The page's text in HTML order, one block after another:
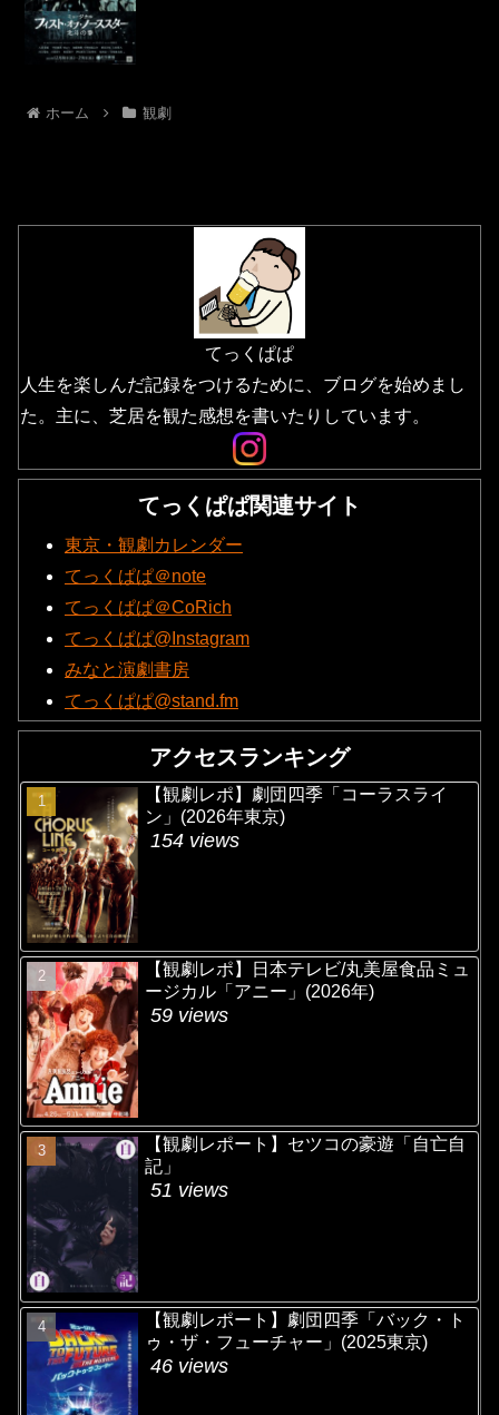
ホーム 観劇
てっくぱぱ
人生を楽しんだ記録をつけるために、ブログを始めまし
た。主に、芝居を観た感想を書いたりしています。
てっくぱぱ関連サイト
東京・観劇カレンダー
てっくぱぱ＠note
てっくぱぱ＠CoRich
てっくぱぱ@Instagram
みなと演劇書房
てっくぱぱ@stand.fm
アクセスランキング
【観劇レポ】劇団四季「コーラスライ
ン」(2026年東京)
154 views
【観劇レポ】日本テレビ/丸美屋食品ミュ
ージカル「アニー」(2026年)
59 views
【観劇レポート】セツコの豪遊「自亡自
記」
51 views
【観劇レポート】劇団四季「バック・ト
ゥ・ザ・フューチャー」(2025東京)
46 views